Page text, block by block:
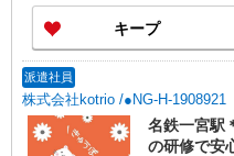
キープ
派遣社員
株式会社kotrio /●NG-H-1908921
名鉄一宮駅
の研修で安